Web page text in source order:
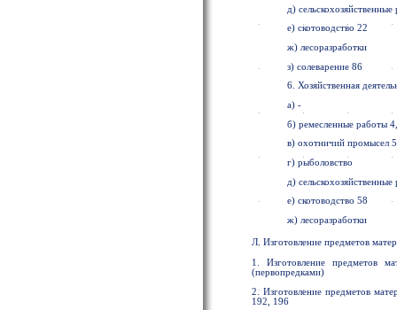
д)
е) скотоводство 22
ж) лесоразработки
з) солеварение 86
6. Хозяйственная
а) -
б) ремесленные работы
в) охотничий промысел
г) рыболовство
д) сельскохозяйственные
е) скотоводство 58
ж) лесоразработки
Л. Изготовление предметов
1. Изготовление предметов
(первопредками)
2. Изготовление предметов
192, 196